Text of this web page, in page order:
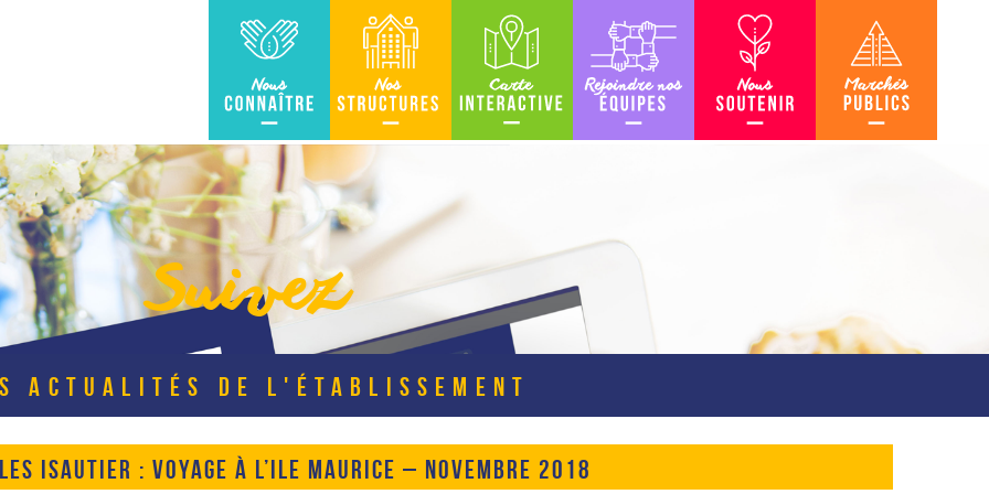
Suivez
ACTUALITÉS DE L'ÉTABLISSEMENT
ISAUTIER : VOYAGE À L’ILE MAURICE – NOVEMBRE 2018